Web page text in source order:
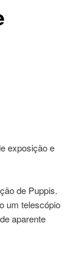
exposição e
de Puppis.
um telescópio
aparente